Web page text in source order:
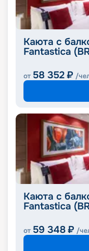
Каюта с
Fantastica
от 58 352 ₽ /
Каюта с
Fantastica
от 59 348 ₽ /